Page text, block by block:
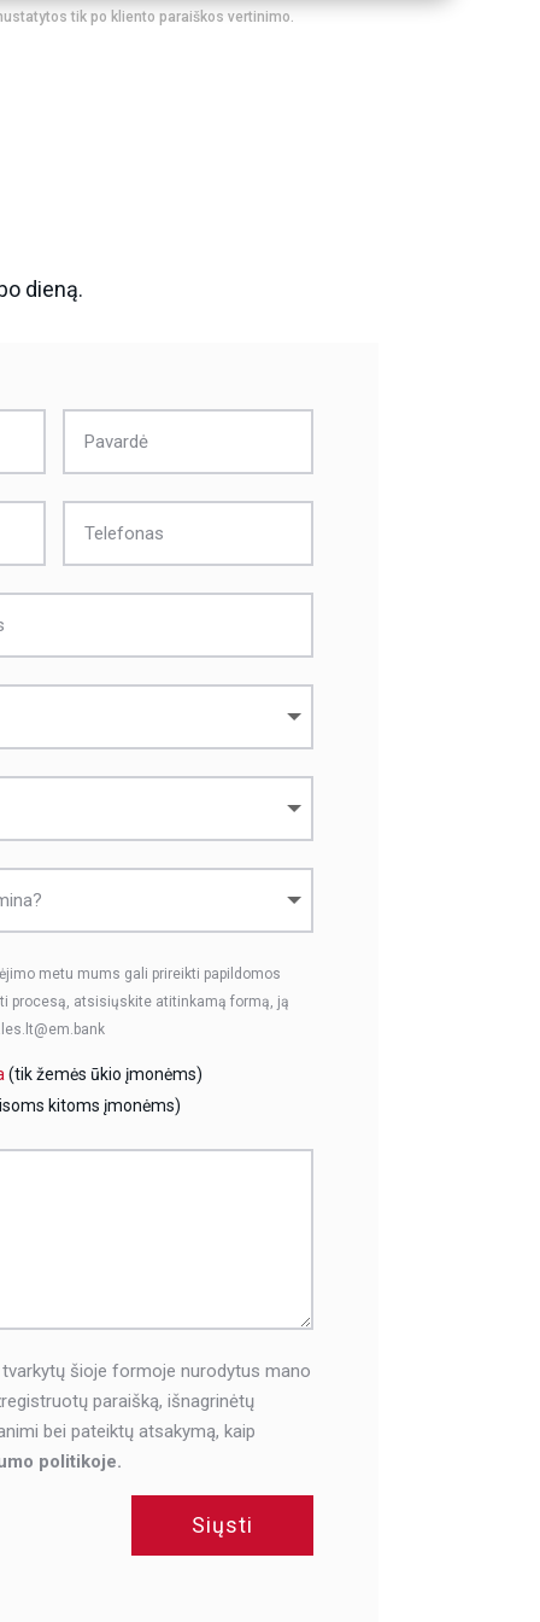
tik po kliento paraiškos vertinimo.
dieną.
metu mums gali prireikti papildomos
procesą, atsisiųskite atitinkamą formą, ją
(tik žemės ūkio įmonėms)
kitoms įmonėms)
tvarkytų šioje formoje nurodytus mano
paraišką, išnagrinėtų
bei pateiktų atsakymą, kaip
politikoje.
Siųsti